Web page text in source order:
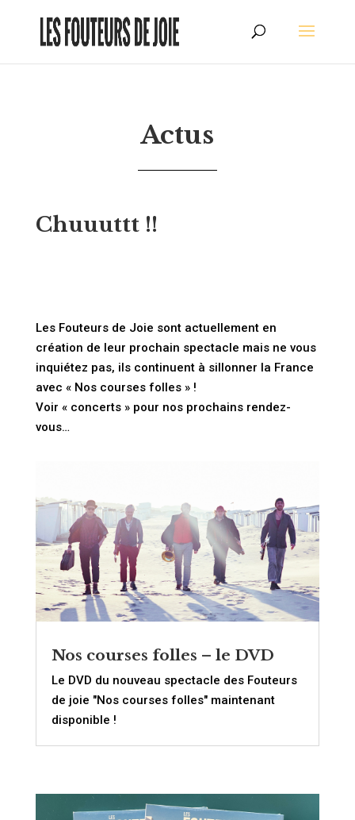
Actus
Chuuuttt !!
Les Fouteurs de Joie sont actuellement en
création de leur prochain spectacle mais ne vous
inquiétez pas, ils continuent à sillonner la France
avec « Nos courses folles » !
Voir « concerts » pour nos prochains rendez-
vous…
Nos courses folles – le DVD
Le DVD du nouveau spectacle des Fouteurs
de joie "Nos courses folles" maintenant
disponible !